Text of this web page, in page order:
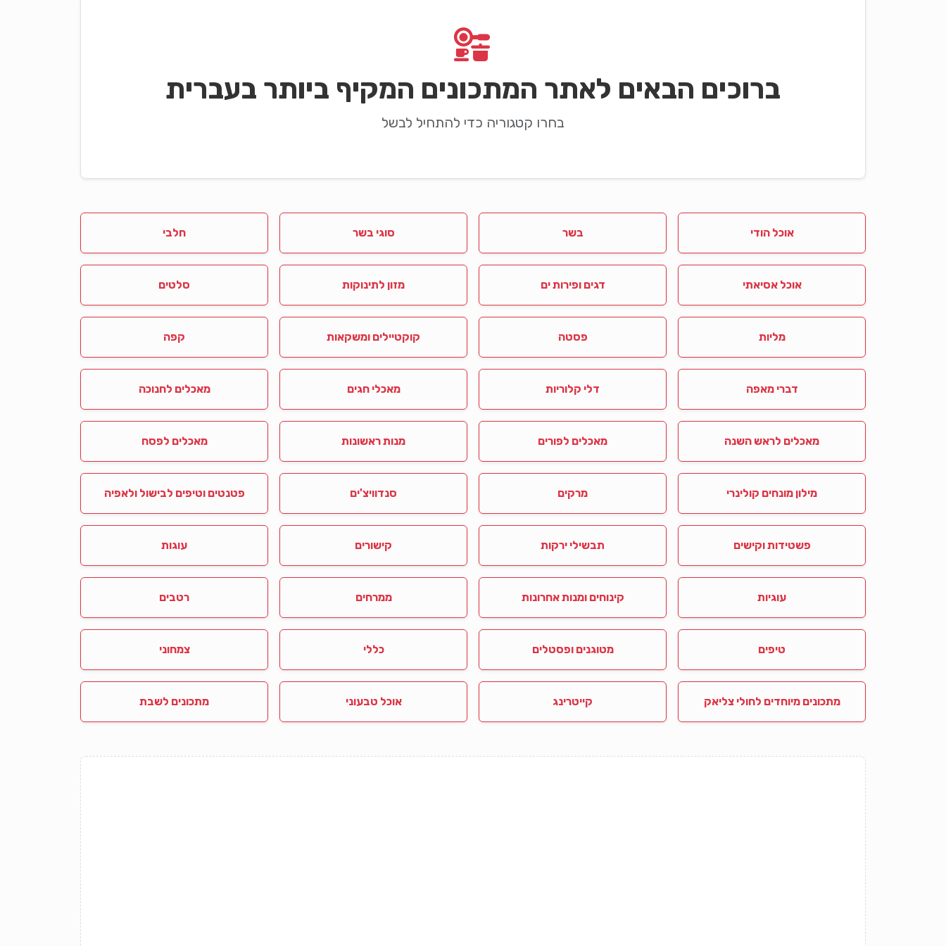
ברוכים הבאים לאתר המתכונים המקיף ביותר בעברית
בחרו קטגוריה כדי להתחיל לבשל
אוכל הודי בשר סוגי בשר חלבי
אוכל אסיאתי דגים ופירות ים מזון לתינוקות סלטים
מליות פסטה קוקטיילים ומשקאות קפה
דברי מאפה דלי קלוריות מאכלי חגים מאכלים לחנוכה
מאכלים לראש השנה מאכלים לפורים מנות ראשונות מאכלים לפסח
מילון מונחים קולינרי מרקים סנדוויצ'ים פטנטים וטיפים לבישול ולאפיה
פשטידות וקישים תבשילי ירקות קישורים עוגות
עוגיות קינוחים ומנות אחרונות ממרחים רטבים
טיפים מטוגנים ופסטלים כללי צמחוני
מתכונים מיוחדים לחולי צליאק קייטרינג אוכל טבעוני מתכונים לשבת